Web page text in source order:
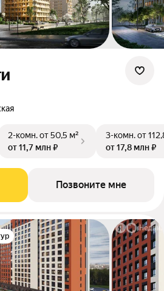
2-комн.от 50,5 м²
от 11,7 млн ₽
3-комн.от
от 17,8 млн ₽
Позвоните мне